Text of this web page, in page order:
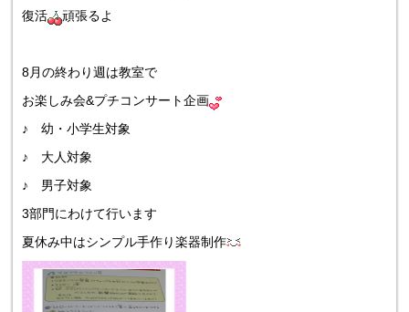
復活
頑張るよ
8月の終わり週は教室で
お楽しみ会&プチコンサート企画
♪ 幼・小学生対象
♪ 大人対象
♪ 男子対象
3部門にわけて行います
夏休み中はシンプル手作り楽器制作